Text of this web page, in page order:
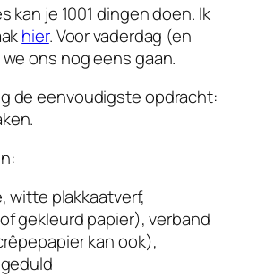
kan je 1001 dingen doen. Ik
hier. Voor vaderdag (en
ons nog eens gaan.
de eenvoudigste opdracht:
witte plakkaatverf,
gekleurd papier), verband
kan ook),